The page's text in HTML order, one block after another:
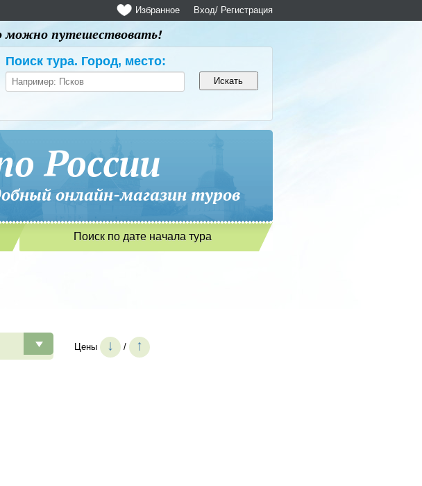
Вход/ Регистрация
Избранное
можно путешествовать!
Поиск тура. Город, место:
России
онлайн-магазин туров
Поиск по дате начала тура
Цены ↓ / ↑